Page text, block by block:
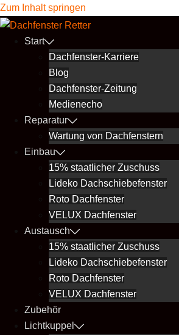
Zum Inhalt springen
Start
Dachfenster-Karriere
Blog
Dachfenster-Zeitung
Medienecho
Reparatur
Wartung von Dachfenstern
Einbau
15% staatlicher Zuschuss
Lideko Dachschiebefenster
Roto Dachfenster
VELUX Dachfenster
Austausch
15% staatlicher Zuschuss
Lideko Dachschiebefenster
Roto Dachfenster
VELUX Dachfenster
Zubehör
Lichtkuppel